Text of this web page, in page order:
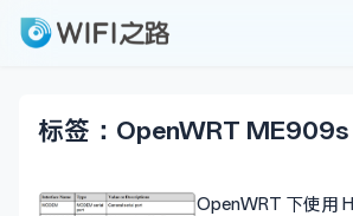
标签：OpenWRT ME909s
OpenWRT 下使用